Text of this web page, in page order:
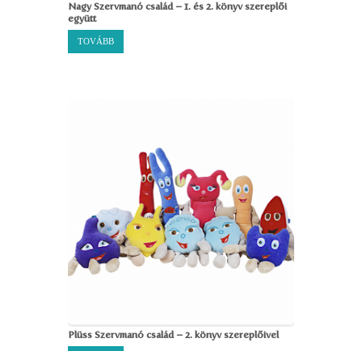
Nagy Szervmanó család – 1. és 2. könyv szereplői
együtt
TOVÁBB
Plüss Szervmanó család – 2. könyv szereplőivel